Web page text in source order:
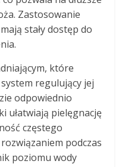
Zastosowanie
stały dostęp do
które
regulujący jej
odpowiednio
ułatwiają pielęgnację
częstego
podczas
poziomu wody